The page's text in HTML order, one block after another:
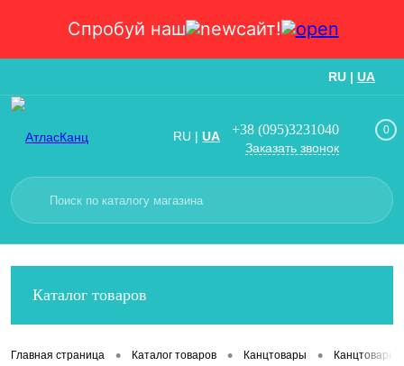
Спробуй наш сайт!
RU | UA
RU | UA +38 (095)3231040
Заказать звонок
0
Каталог товаров
Главная страница • Каталог товаров • Канцтовары • Канцтовары